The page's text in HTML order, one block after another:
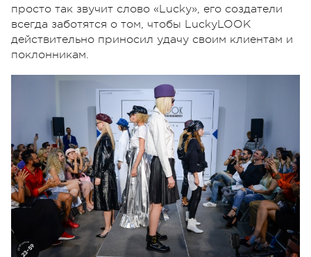
просто так звучит слово «Lucky», его создатели
всегда заботятся о том, чтобы LuckyLOOK
действительно приносил удачу своим клиентам и
поклонникам.